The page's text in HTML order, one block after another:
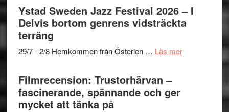
Mulder
och
Dana
Det
grönaste
gräset
en
hjärtevarm
Ystad Sweden Jazz Festival 2026 – I
Delvis bortom genrens vidsträckta
terräng
29/7 - 2/8 Hemkommen från Österlen … Läs merom
Filmrecension: Trustorhärvan –
fascinerande, spännande och ger
mycket att tänka på